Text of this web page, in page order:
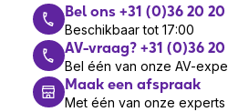
Bel ons +31 (0)36 20 20
Beschikbaar tot 17:00
AV-vraag? +31 (0)36 20
Bel één van onze AV-
Maak een afspraak
Met één van onze experts